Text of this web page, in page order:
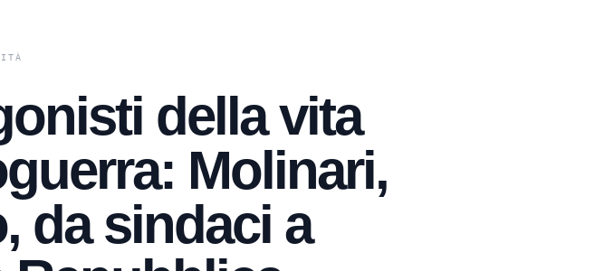
della vita
Molinari,
da sindaci a